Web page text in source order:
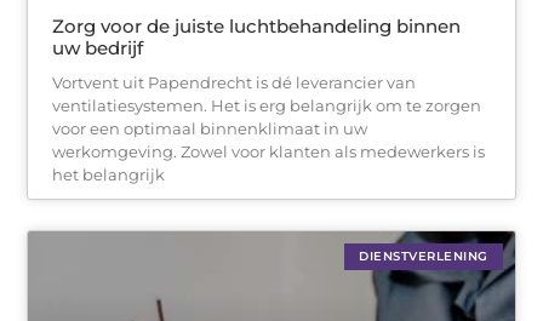
Zorg voor de juiste luchtbehandeling binnen
uw bedrijf
Vortvent uit Papendrecht is dé leverancier van
ventilatiesystemen. Het is erg belangrijk om te zorgen
voor een optimaal binnenklimaat in uw
werkomgeving. Zowel voor klanten als medewerkers is
het belangrijk
DIENSTVERLENING